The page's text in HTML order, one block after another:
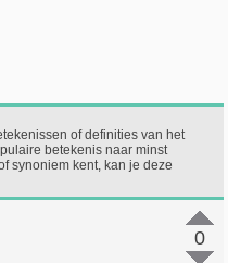
of definities van het
betekenis naar minst
synoniem kent, kan je deze
0